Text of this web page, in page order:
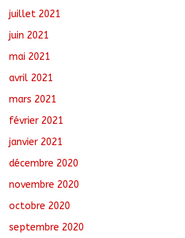
juillet 2021
juin 2021
mai 2021
avril 2021
mars 2021
février 2021
janvier 2021
décembre 2020
novembre 2020
octobre 2020
septembre 2020